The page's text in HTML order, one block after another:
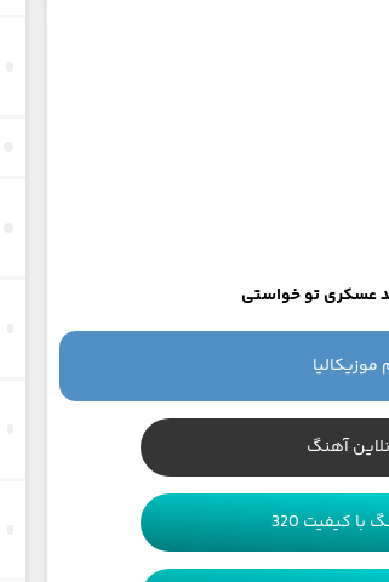
عسکری تو خواستی
موزیکالیا
آهنگ
با کیفیت 320